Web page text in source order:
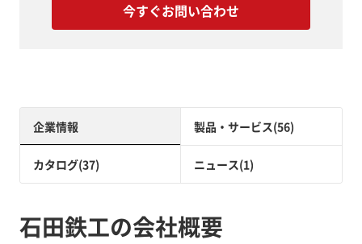
今すぐお問い合わせ
企業情報 製品・サービス(56)
カタログ(37) ニュース(1)
石田鉄工の会社概要